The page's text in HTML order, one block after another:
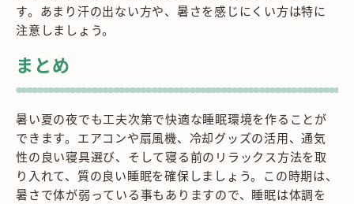
す。あまり汗の出ない方や、暑さを感じにくい方は特に
注意しましょう。
まとめ
暑い夏の夜でも工夫次第で快適な睡眠環境を作ることが
できます。エアコンや扇風機、冷却グッズの活用、通気
性の良い寝具選び、そして寝る前のリラックス方法を取
り入れて、質の良い睡眠を確保しましょう。この時期は、
暑さで体が弱っている事もありますので、睡眠は体調を